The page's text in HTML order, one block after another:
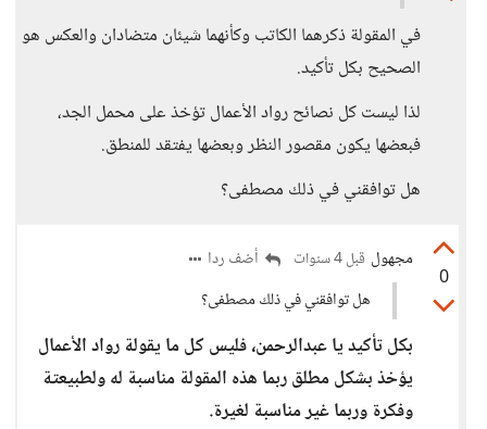
في المقولة ذكرهما الكاتب وكأنهما شيئان متضادان والعكس هو
الصحيح بكل تأكيد.
لذا ليست كل نصائح رواد الأعمال تؤخذ على محمل الجد،
فبعضها يكون مقصور النظر وبعضها يفتقد للمنطق.
هل توافقني في ذلك مصطفى؟
0
مجهول قبل 4 سنوات
أضف ردا
هل توافقني في ذلك مصطفى؟
بكل تأكيد يا عبدالرحمن، فليس كل ما يقولة رواد الأعمال
يؤخذ بشكل مطلق ربما هذه المقولة مناسبة له ولطبيعتة
وفكرة وربما غير مناسبة لغيرة.